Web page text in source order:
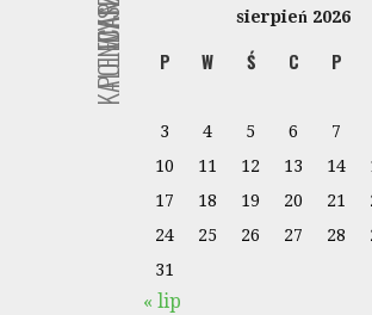
KALENDARZ sierpień 2026
P W Ś C P
3
4 5 6 7
10
11 12 13 14
17
18 19 20 21
24
25 26 27 28
31
« lip
POLECANE